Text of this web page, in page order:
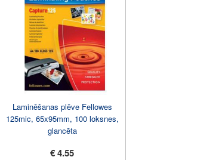
Laminēšanas plēve Fellowes
125mic, 65x95mm, 100 loksnes,
glancēta
€ 4.55